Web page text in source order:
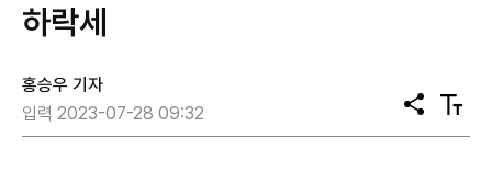
하락세
홍승우 기자
입력 2023-07-28 09:32
공
유
텍
스